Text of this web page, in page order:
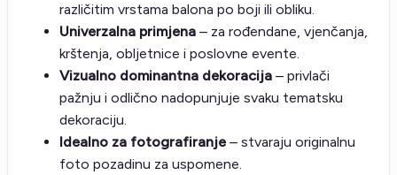
različitim vrstama balona po boji ili obliku.
Univerzalna primjena – za rođendane, vjenčanja,
krštenja, obljetnice i poslovne evente.
Vizualno dominantna dekoracija – privlači
pažnju i odlično nadopunjuje svaku tematsku
dekoraciju.
Idealno za fotografiranje – stvaraju originalnu
foto pozadinu za uspomene.